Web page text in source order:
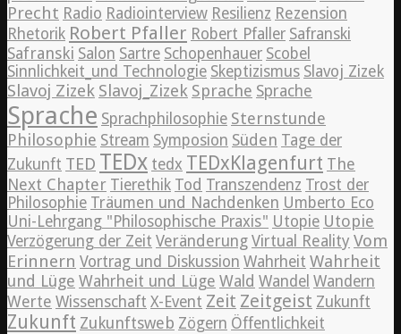
Precht Radio Radiointerview Resilienz Rezension
Rhetorik Robert Pfaller Robert Pfaller Safranski
Safranski Salon Sartre Schopenhauer Scobel
Sinnlichkeit_und Technologie Skeptizismus Slavoj Zizek
Slavoj Zizek Slavoj_Zizek Sprache Sprache
Sprache Sprachphilosophie Sternstunde
Philosophie Stream Symposion Süden Tage der
Zukunft TED TEDx tedx TEDxKlagenfurt The
Next Chapter Tierethik Tod Transzendenz Trost der
Philosophie Träumen und Nachdenken Umberto Eco
Uni-Lehrgang "Philosophische Praxis" Utopie Utopie
Verzögerung der Zeit Veränderung Virtual Reality Vom
Erinnern Vortrag und Diskussion Wahrheit Wahrheit
und Lüge Wahrheit und Lüge Wald Wandel Wandern
Werte Wissenschaft X-Event Zeit Zeitgeist Zukunft
Zukunft Zukunftsweb Zögern Öffentlichkeit